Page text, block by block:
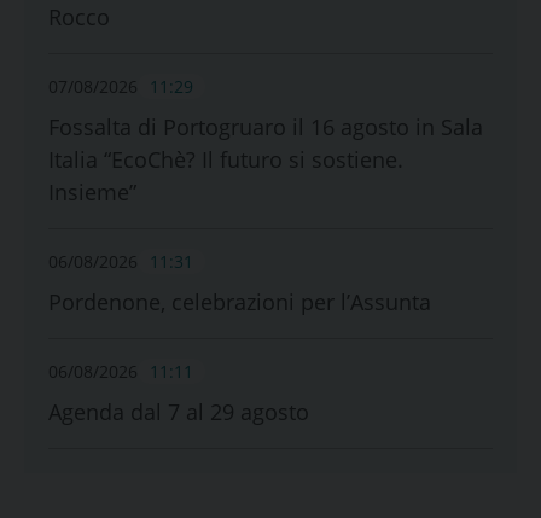
Rocco
07/08/2026 11:29
Fossalta di Portogruaro il 16 agosto in Sala
Italia “EcoChè? Il futuro si sostiene.
Insieme”
06/08/2026 11:31
Pordenone, celebrazioni per l’Assunta
06/08/2026 11:11
Agenda dal 7 al 29 agosto